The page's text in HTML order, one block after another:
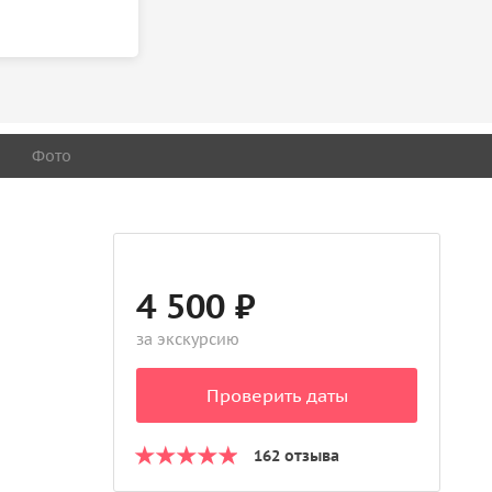
Фото
4 500 ₽
за экскурсию
Проверить даты
162 отзыва